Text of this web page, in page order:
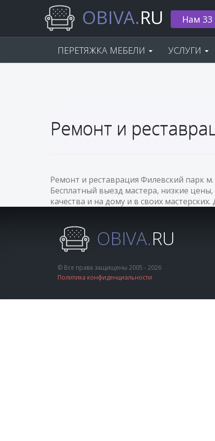
OBIVA.RU Нам 33
ПЕРЕТЯЖКА МЕБЕЛИ УСЛУГИ
Ремонт и
Ремонт и реставрация Филевский парк
Бесплатный выезд мастера, низкие
качества и на дому и в своих
OBIVA.RU
© Все права защищены 2005 - 2026
Политика конфиденциальности